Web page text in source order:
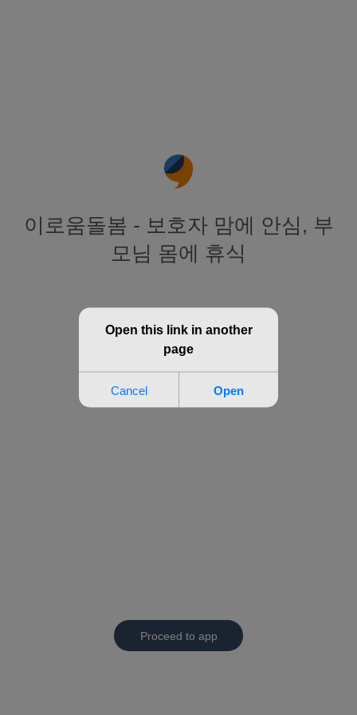
이로움돌봄 - 보호자 맘에 안심, 부
모님 몸에 휴식
Proceed to app